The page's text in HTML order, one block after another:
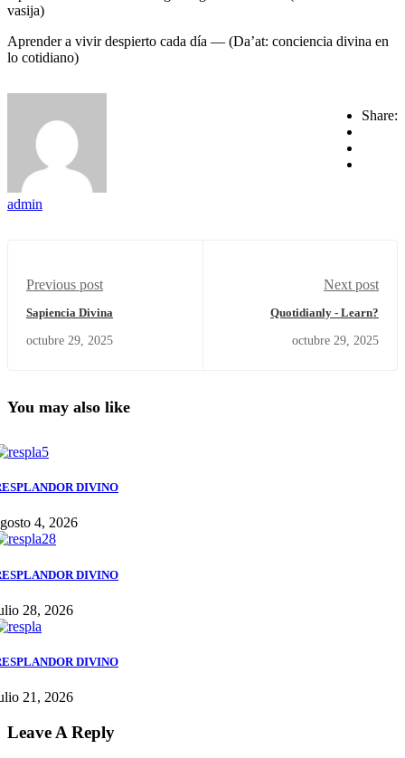
vasija)
Aprender a vivir despierto cada día — (Da’at: conciencia divina en
lo cotidiano)
Share:
admin
Previous post
Sapiencia Divina
octubre 29, 2025
Next post
Quotidianly - Learn?
octubre 29, 2025
You may also like
DIVINO
4, 2026
DIVINO
28, 2026
DIVINO
21, 2026
Leave A Reply